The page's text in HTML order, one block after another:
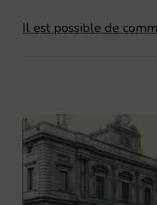
Il est possible de